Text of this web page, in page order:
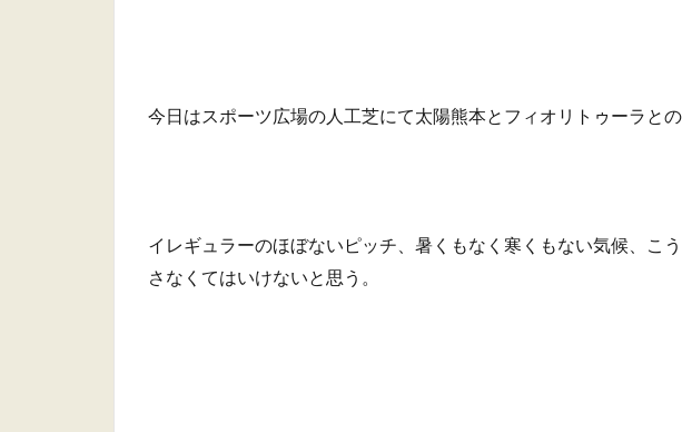
今日はスポーツ広場の人工芝にて太陽熊本とフィオリトゥーラとの
イレギュラーのほぼないピッチ、暑くもなく寒くもない気候、こ
さなくてはいけないと思う。